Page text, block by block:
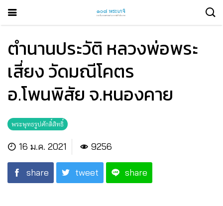
ตำนานประวัติ หลวงพ่อพระ
เสี่ยง วัดมณีโคตร
อ.โพนพิสัย จ.หนองคาย
พระพุทธรูปศักดิ์สิทธิ์
16 ม.ค. 2021 9256
share tweet share